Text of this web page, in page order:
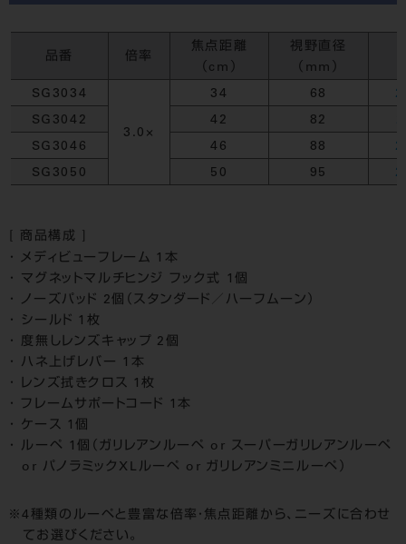
品番 倍率
焦点距離
（cm）
視野直径
（mm）
SG3034
3.0×
34 68
SG3042 42 82
SG3046 46 88
SG3050 50 95
[ 商品構成 ]
メディビューフレーム 1本
マグネットマルチヒンジ フック式 1個
ノーズパッド 2個（スタンダード／ハーフムーン）
シールド 1枚
度無しレンズキャップ 2個
ハネ上げレバー 1本
レンズ拭きクロス 1枚
フレームサポートコード 1本
ケース 1個
ルーペ 1個（ガリレアンルーペ or スーパーガリレアンルーペ
or パノラミックXLルーペ or ガリレアンミニルーペ）
4種類のルーペと豊富な倍率・焦点距離から、ニーズに合わせ
てお選びください。